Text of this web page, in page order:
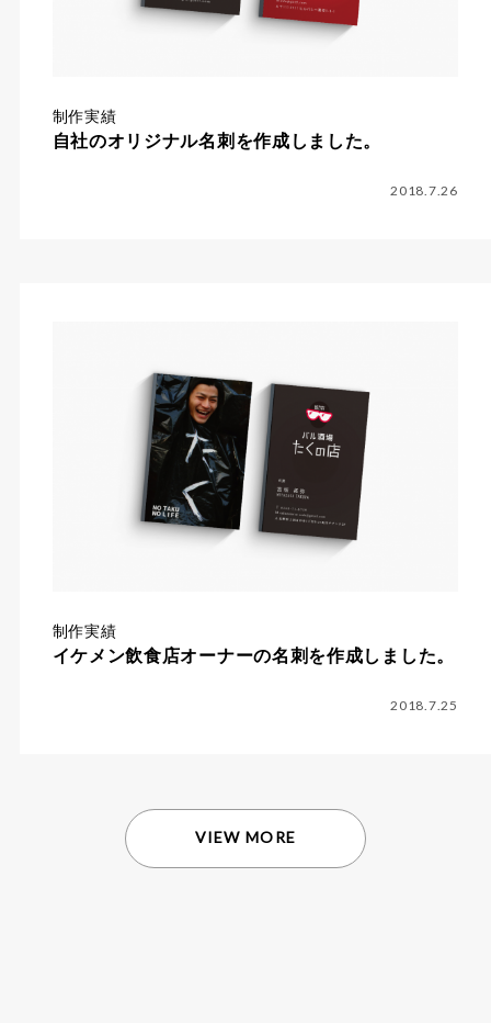
制作実績
自社のオリジナル名刺を作成しました。
2018.7.26
制作実績
イケメン飲食店オーナーの名刺を作成しました。
2018.7.25
VIEW MORE